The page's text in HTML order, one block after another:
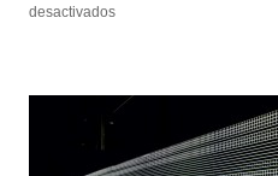
desactivadosen
desactivadosen